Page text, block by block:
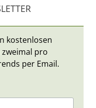
kostenlosen
pro
per Email.